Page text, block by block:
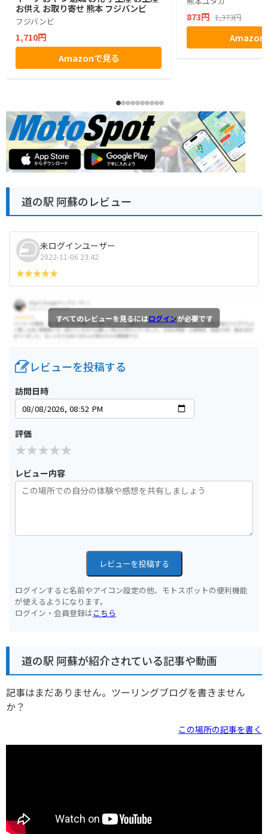
お供え お取り寄せ 熊本 フジバンビ
フジバンビ
1,710円
Amazonで見る
873円 1,373円
Amazon
道の駅 阿蘇のレビュー
未ログインユーザー
2022-11-06 23:42
すべてのレビューを見るにはログインが必要です
レビューを投稿する
訪問日時
評価
レビュー内容
レビューを投稿する
ログインすると名前やアイコン設定の他、モトスポットの便利機能
が使えるようになります。
ログイン・会員登録はこちら
道の駅 阿蘇が紹介されている記事や動画
記事はまだありません。ツーリングブログを書きません
か？
この場所の記事を書く